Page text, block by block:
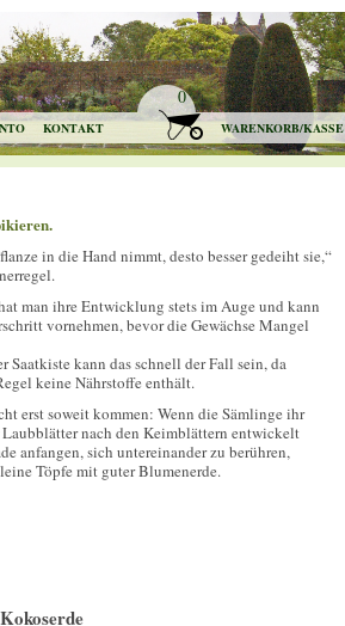
KONTAKT
0
WARENKORB/KASSE
in die Hand nimmt, desto besser gedeiht sie,“
man ihre Entwicklung stets im Auge und kann
vornehmen, bevor die Gewächse Mangel
Saatkiste kann das schnell der Fall sein, da
keine Nährstoffe enthält.
erst soweit kommen: Wenn die Sämlinge ihr
Laubblätter nach den Keimblättern entwickelt
anfangen, sich untereinander zu berühren,
Töpfe mit guter Blumenerde.
Kokoserde